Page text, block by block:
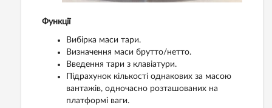
Функції
Вибірка маси тари.
Визначення маси брутто/нетто.
Введення тари з клавіатури.
Підрахунок кількості однакових за масою
вантажів, одночасно розташованих на
платформі ваги.